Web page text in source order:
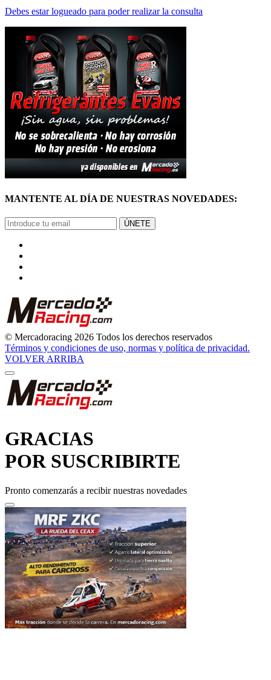
Debes estar logueado para poder realizar la consulta
MANTENTE AL DÍA DE NUESTRAS NOVEDADES:
ÚNETE
© Mercadoracing 2026 Todos los derechos reservados
Términos y condiciones de uso, normas y política de privacidad.
VOLVER ARRIBA
GRACIAS
POR SUSCRIBIRTE
Pronto comenzarás a recibir nuestras novedades